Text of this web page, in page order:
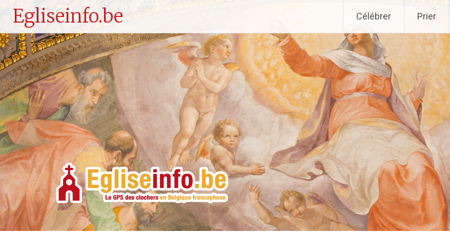
Egliseinfo.be
au
principal
Célébrer Prier